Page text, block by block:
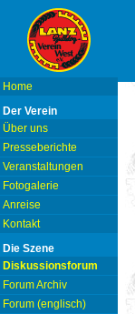
Home
Der Verein
Über uns
Presseberichte
Veranstaltungen
Fotogalerie
Anreise
Kontakt
Die Szene
Diskussionsforum
Forum Archiv
Forum (englisch)